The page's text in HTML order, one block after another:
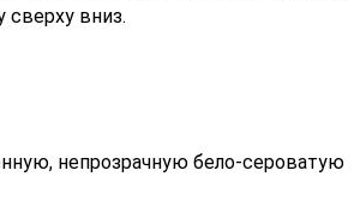
сверху вниз.
непрозрачную бело-сероватую